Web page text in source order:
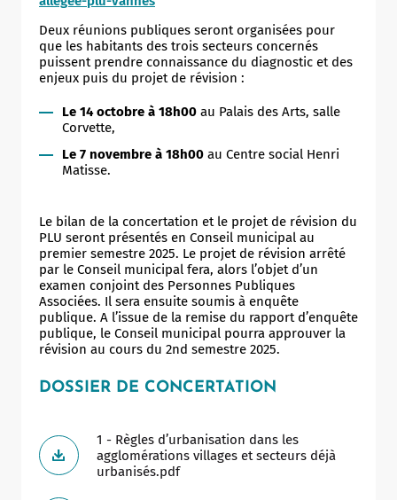
Deux réunions publiques seront organisées pour
que les habitants des trois secteurs concernés
puissent prendre connaissance du diagnostic et des
enjeux puis du projet de révision :
Le 14 octobre à 18h00 au Palais des Arts, salle
Corvette,
Le 7 novembre à 18h00 au Centre social Henri
Matisse.
Le bilan de la concertation et le projet de révision du
PLU seront présentés en Conseil municipal au
premier semestre 2025. Le projet de révision arrêté
par le Conseil municipal fera, alors l’objet d’un
examen conjoint des Personnes Publiques
Associées. Il sera ensuite soumis à enquête
publique. A l’issue de la remise du rapport d’enquête
publique, le Conseil municipal pourra approuver la
révision au cours du 2nd semestre 2025.
DOSSIER DE CONCERTATION
1 - Règles d’urbanisation dans les
agglomérations villages et secteurs déjà
urbanisés.pdf